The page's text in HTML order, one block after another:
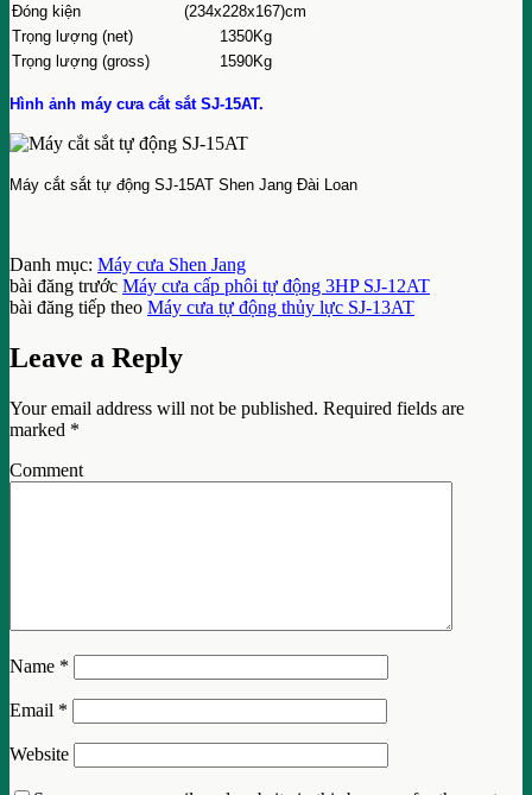
Đóng kiện
(234x228x167)cm
Trọng lượng (net)
1350Kg
Trọng lượng (gross)
1590Kg
Hình ảnh máy cưa cắt sắt SJ-15AT.
Máy cắt sắt tự động SJ-15AT Shen Jang Đài Loan
Danh mục: Máy cưa Shen Jang
bài đăng trước Máy cưa cấp phôi tự động 3HP SJ-12AT
bài đăng tiếp theo Máy cưa tự động thủy lực SJ-13AT
Leave a Reply
Your email address will not be published. Required fields are
marked *
Comment
Name *
Email *
Website